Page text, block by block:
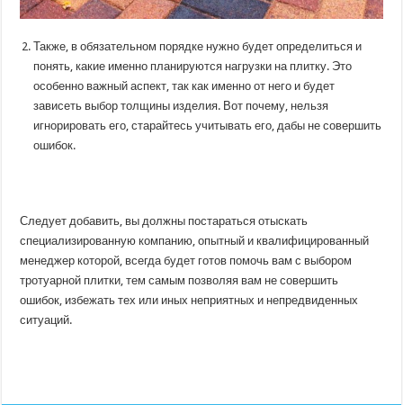
Также, в обязательном порядке нужно будет определиться и
понять, какие именно планируются нагрузки на плитку. Это
особенно важный аспект, так как именно от него и будет
зависеть выбор толщины изделия. Вот почему, нельзя
игнорировать его, старайтесь учитывать его, дабы не совершить
ошибок.
Следует добавить, вы должны постараться отыскать
специализированную компанию, опытный и квалифицированный
менеджер которой, всегда будет готов помочь вам с выбором
тротуарной плитки, тем самым позволяя вам не совершить
ошибок, избежать тех или иных неприятных и непредвиденных
ситуаций.